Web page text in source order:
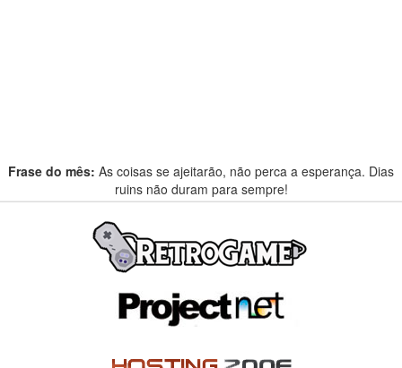
Frase do mês: As coisas se ajeitarão, não perca a esperança. Dias
ruins não duram para sempre!